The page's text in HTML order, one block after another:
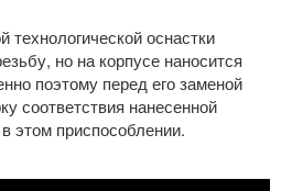
оснастки
но на корпусе наносится
поэтому перед его заменой
соответствия нанесенной
этом приспособлении.